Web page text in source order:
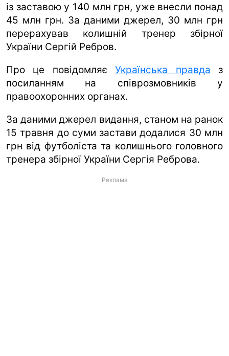
із заставою у 140 млн грн, уже внесли понад
45 млн грн. За даними джерел, 30 млн грн
перерахував колишній тренер збірної
України Сергій Ребров.
Про це повідомляєУкраїнська правда з
посиланням на співрозмовників у
правоохоронних органах.
За даними джерел видання, станом на ранок
15 травня до суми застави додалися 30 млн
грн від футболіста та колишнього головного
тренера збірної України Сергія Реброва.
Реклама